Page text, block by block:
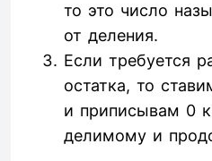
то это число
от деления.
Если требуется
остатка, то
и приписывам 0
делимому и